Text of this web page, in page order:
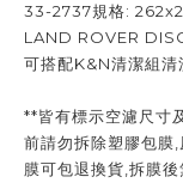
33-2737規格:
LAND ROVER
可搭配K&N清潔組清
**皆有標示空濾尺寸
前請勿拆除塑膠包膜
膜可包退換貨,拆膜